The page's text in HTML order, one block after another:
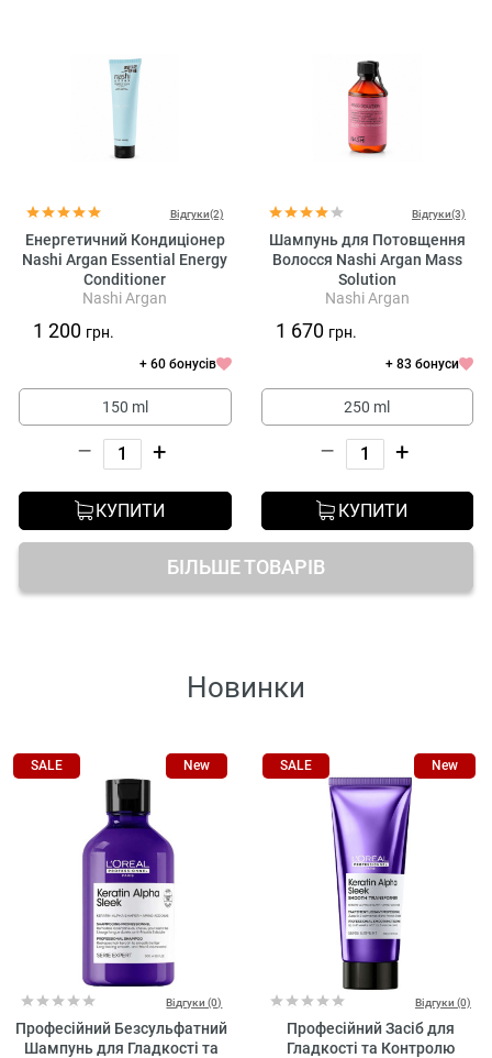
Відгуки(2)
Енергетичний Кондиціонер
Nashi Argan Essential Energy
Conditioner
Nashi Argan
1 200 грн.
+ 60 бонусів
150 ml
– +
КУПИТИ
Відгуки(3)
Шампунь для Потовщення
Волосся Nashi Argan Mass
Solution
Nashi Argan
1 670 грн.
+ 83 бонуси
250 ml
– +
КУПИТИ
БІЛЬШЕ ТОВАРІВ
Новинки
SALE New
Відгуки (0)
Професійний Безсульфатний
Шампунь для Гладкості та
SALE New
Відгуки (0)
Професійний Засіб для
Гладкості та Контролю